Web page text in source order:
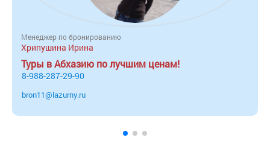
Менеджер по бронированию
Хрипушина Ирина
Туры в Абхазию по лучшим ценам!
8-988-287-29-90
bron11@lazurny.ru